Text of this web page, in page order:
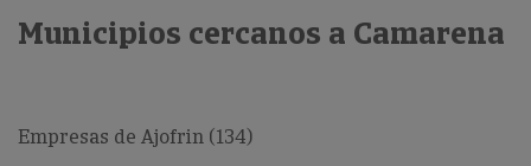
Municipios cercanos a Camarena
Empresas de Ajofrin (134)